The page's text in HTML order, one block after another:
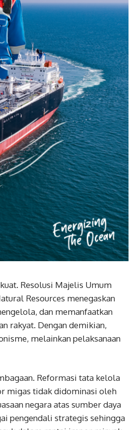
Resolusi Majelis Umum
Resources menegaskan
dan memanfaatkan
rakyat. Dengan demikian,
melainkan pelaksanaan
Reformasi tata kelola
migas tidak didominasi oleh
negara atas sumber daya
pengendali strategis sehingga